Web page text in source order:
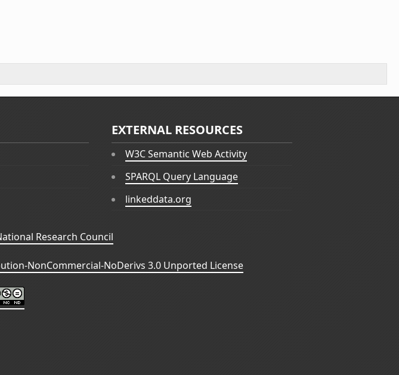
EXTERNAL RESOURCES
W3C Semantic Web Activity
SPARQL Query Language
linkeddata.org
Research Council
NonCommercial-NoDerivs 3.0 Unported License